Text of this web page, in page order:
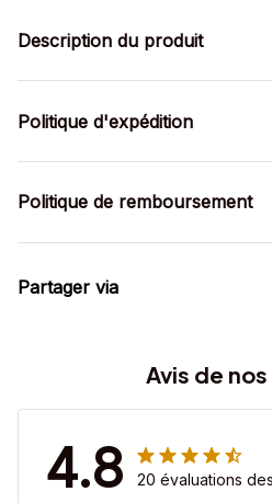
Description du produit
Politique d'expédition
Politique de remboursement
Partager via
Avis de
4.8 20 évaluations